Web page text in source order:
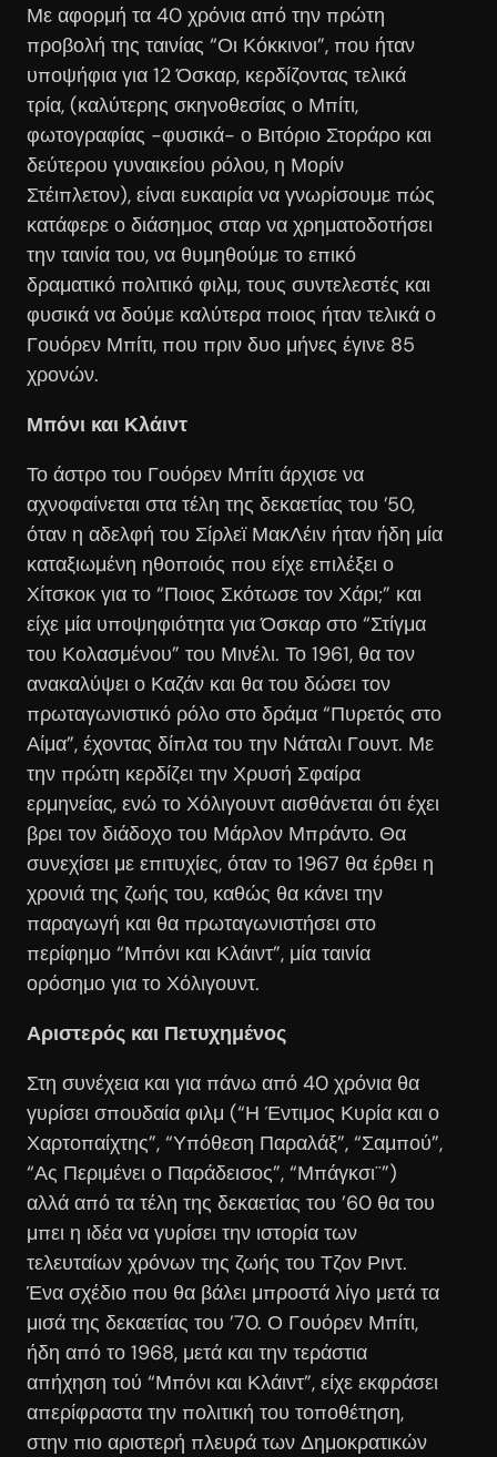
Με αφορμή τα 40 χρόνια από την πρώτη
προβολή της ταινίας “Οι Κόκκινοι”, που ήταν
υποψήφια για 12 Όσκαρ, κερδίζοντας τελικά
τρία, (καλύτερης σκηνοθεσίας ο Μπίτι,
φωτογραφίας -φυσικά- ο Βιτόριο Στοράρο και
δεύτερου γυναικείου ρόλου, η Μορίν
Στέιπλετον), είναι ευκαιρία να γνωρίσουμε πώς
κατάφερε ο διάσημος σταρ να χρηματοδοτήσει
την ταινία του, να θυμηθούμε το επικό
δραματικό πολιτικό φιλμ, τους συντελεστές και
φυσικά να δούμε καλύτερα ποιος ήταν τελικά ο
Γουόρεν Μπίτι, που πριν δυο μήνες έγινε 85
χρονών.
Μπόνι και Κλάιντ
Το άστρο του Γουόρεν Μπίτι άρχισε να
αχνοφαίνεται στα τέλη της δεκαετίας του ’50,
όταν η αδελφή του Σίρλεϊ ΜακΛέιν ήταν ήδη μία
καταξιωμένη ηθοποιός που είχε επιλέξει ο
Χίτσκοκ για το “Ποιος Σκότωσε τον Χάρι;” και
είχε μία υποψηφιότητα για Όσκαρ στο “Στίγμα
του Κολασμένου” του Μινέλι. Το 1961, θα τον
ανακαλύψει ο Καζάν και θα του δώσει τον
πρωταγωνιστικό ρόλο στο δράμα “Πυρετός στο
Αίμα”, έχοντας δίπλα του την Νάταλι Γουντ. Με
την πρώτη κερδίζει την Χρυσή Σφαίρα
ερμηνείας, ενώ το Χόλιγουντ αισθάνεται ότι έχει
βρει τον διάδοχο του Μάρλον Μπράντο. Θα
συνεχίσει με επιτυχίες, όταν το 1967 θα έρθει η
χρονιά της ζωής του, καθώς θα κάνει την
παραγωγή και θα πρωταγωνιστήσει στο
περίφημο “Μπόνι και Κλάιντ”, μία ταινία
ορόσημο για το Χόλιγουντ.
Αριστερός και Πετυχημένος
Στη συνέχεια και για πάνω από 40 χρόνια θα
γυρίσει σπουδαία φιλμ (“Η Έντιμος Κυρία και ο
Χαρτοπαίχτης”, “Υπόθεση Παραλάξ”, “Σαμπού”,
“Ας Περιμένει ο Παράδεισος”, “Μπάγκσι¨”)
αλλά από τα τέλη της δεκαετίας του ’60 θα του
μπει η ιδέα να γυρίσει την ιστορία των
τελευταίων χρόνων της ζωής του Τζον Ριντ.
Ένα σχέδιο που θα βάλει μπροστά λίγο μετά τα
μισά της δεκαετίας του ’70. Ο Γουόρεν Μπίτι,
ήδη από το 1968, μετά και την τεράστια
απήχηση τού “Μπόνι και Κλάιντ”, είχε εκφράσει
απερίφραστα την πολιτική του τοποθέτηση,
στην πιο αριστερή πλευρά των Δημοκρατικών